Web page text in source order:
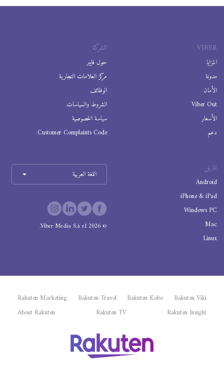
VIBER
المزايا
مدونة
الأمان
Viber Out
الأسعار
دعم
الشركة
حول فايبر
مركز العلامات التجارية
الوظائف
الشروط والسياسات
سياسة الخصوصية
Customer Complaints Code
تنزيل
Android
iPhone & iPad
Windows PC
Mac
Linux
اللغة العربية
©
2026
Viber Media S.à r.l.
Rakuten Viki
Rakuten Kobo
Rakuten Travel
Rakuten Marketing
Rakuten Insight
Rakuten TV
About Rakuten